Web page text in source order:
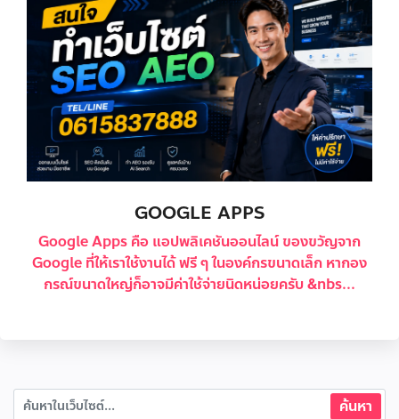
GOOGLE APPS
Google Apps คือ แอปพลิเคชันออนไลน์ ของขวัญจาก
Google ที่ให้เราใช้งานได้ ฟรี ๆ ในองค์กรขนาดเล็ก หากอง
กรณ์ขนาดใหญ่ก็อาจมีค่าใช้จ่ายนิดหน่อยครับ &nbs...